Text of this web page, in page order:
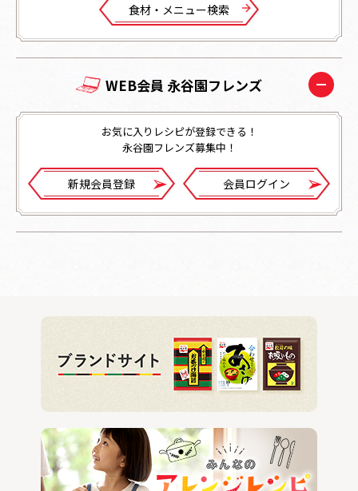
⾷材・メニュー検索
WEB会員 永谷園フレンズ
お気に入りレシピが登録できる！
永谷園フレンズ募集中！
新規会員登録 会員ログイン